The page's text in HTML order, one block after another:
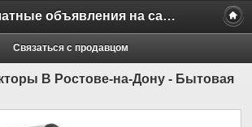
Бесплатные объявления на сайте MILAMO.ru
Связаться с продавцом
В Ростове-на-Дону - Бытовая